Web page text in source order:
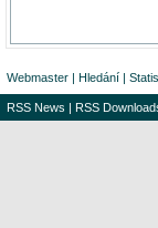
Webmaster | Hledání |
RSS News | RSS